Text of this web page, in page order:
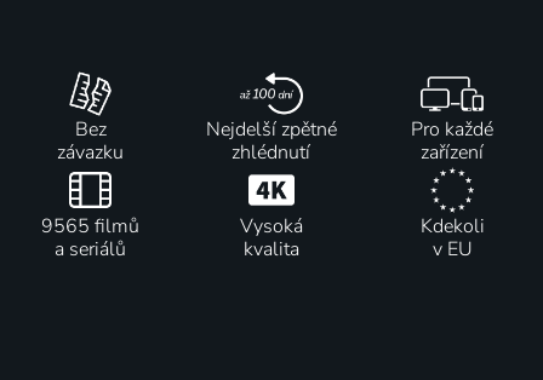
Bez
závazku
Nejdelší zpětné
zhlédnutí
Pro každé
zařízení
9565 filmů
a seriálů
Vysoká
kvalita
Kdekoli
v EU